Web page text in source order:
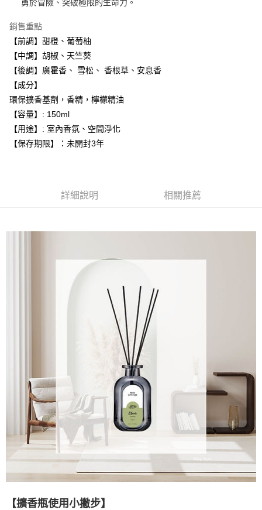
流程，驗證手機門號後，選擇欲分期的期數、繳款截止日，確認付款後即完
3.實際核准額度、可分期數及費用金額請依後續交易確認頁面所載為準。
4.訂單成立30分鐘內，如未前往確認交易或遇審核未通過，訂單將自動取
消。如遇「轉專審核」未通過狀況，表示未達大哥付你分期系統評分，恕無
法說明評估內容。
【繳款方式說明】
1.分期款項不併入電信帳單，「大哥付你分期」於每月結算日後寄送繳費提
2.透過簡訊連結打開帳單後，可選擇「超商條碼／台灣大直營門市／銀行轉
帳／街口支付／iPASS MONEY」等通路繳費。
【注意事項】
1.本服務係由「台灣大哥大股份有限公司」（以下簡稱本公司）所提供，讓
由本公司與您本人進行分期帳單所需資料之確認、核對及更正。
AFTEE先享後付是「在收到商品之後才付款」的支付方式。 讓您購物簡單
１．簡單：不需註冊會員、不需綁卡、不需儲值。
２．便利：只要手機號碼，簡訊認證，即可結帳。
３．安心：先確認商品／服務後，再付款。
【「AFTEE先享後付」結帳流程】
１．於結帳方式選擇「AFTEE先享後付」後，將跳轉至「AFTEE先享後付」
２．訂單成立數日內，您將收到繳費通知簡訊。
３．收到繳費通知簡訊後14天內，點擊此簡訊中的連結，可透過四大超商／
ATM／網路銀行／等多元方式進行付款，方視為交易完成。
※ 請注意：結帳手續完成當下不需立刻繳費，但若您需要取消訂單，請聯絡
是否繳費成功／繳費後需取消欲退款等相關疑問，請聯繫「AFTEE先享後付
客戶支援中心」 https://netprotections.freshdesk.com/support/home
１．透過由恩沛科技股份有限公司提供之「AFTEE先享後付」服務完成之交
２．關於個人資料處理事宜，請瀏覽以下網址：
https://aftee.tw/terms/#terms3
３．未成年的使用者請事先徵得法定代理人或監護人之同意方可使用
「AFTEE先享後付」，若未經同意申辦者引起之損失，本公司不負相關責
４．使用「AFTEE先享後付」時，將依據個別帳號之用戶狀況，依本公司即
時審查核予不同之上限額度；若仍有額度不足之情形，本公司將視審查結果
５．嚴禁一人註冊多個帳號或使用他人資訊註冊。若發現惡意使用之情形，
恩沛科技股份有限公司將有權停止該用戶之使用額度並採取法律行動。
ATM付款
運送方式
付款後全家取貨
每筆NT$70，滿NT$1,000(含以上)免運費
付款後7-11取貨
宅配
請自備購物袋，若需購買紙袋可現場詢問
勇於冒險、突破極限的生命力。
銷售重點
【前調】甜橙、葡萄柚
【中調】胡椒、天竺葵
【後調】廣霍香、 雪松、 香根草、安息香
【成分】
環保擴香基劑，香精，檸檬精油
【容量】: 150ml
【用途】: 室內香氛、空間淨化
【保存期限】：未開封3年
詳細說明 相關推薦
【擴香瓶使用小撇步】